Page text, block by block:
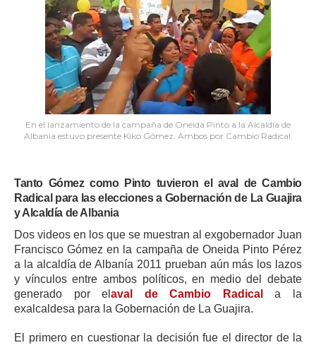
pro
gra
ma
En el lanzamiento de la campaña de Oneida Pinto a la Alcaldía de
Albania estuvo presente Kiko Gómez. Ambos por Cambio Radical.
Tanto Gómez como Pinto tuvieron el aval de Cambio
Radical para las elecciones a Gobernación de La Guajira
y Alcaldía de Albania
Dos videos en los que se muestran al exgobernador Juan
Francisco Gómez en la campaña de Oneida Pinto Pérez
a la alcaldía de Albanía 2011 prueban aún más los lazos
y vínculos entre ambos políticos, en medio del debate
generado por elaval de Cambio Radical
a la
exalcaldesa para la Gobernación de La Guajira.
El primero en cuestionar la decisión fue el director de la